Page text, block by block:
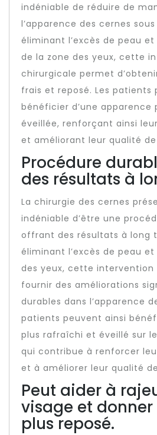
indéniable de réduire de
l’apparence des cernes sous
éliminant l’excès de peau
de la zone des yeux, cette
chirurgicale permet
frais et reposé. Les patients
bénéficier d’une apparence
éveillée, renforçant ainsi
et améliorant leur qualité de
Procédure
des résultats à
La chirurgie des cernes
indéniable d’être une
offrant des résultats à long
éliminant l’excès de peau
des yeux, cette
fournir des améliorations
durables dans l’apparence
patients peuvent ainsi
plus rafraîchi et éveillé sur
qui contribue à renforcer
et à améliorer leur qualité
Peut aider à
visage et
plus reposé.